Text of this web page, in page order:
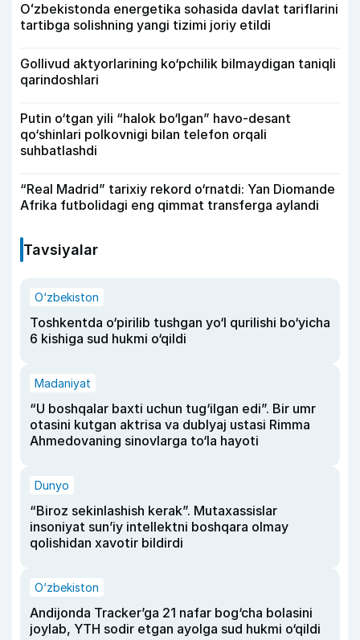
Oʻzbekistonda energetika sohasida davlat tariflarini
tartibga solishning yangi tizimi joriy etildi
Gollivud aktyorlarining ko‘pchilik bilmaydigan taniqli
qarindoshlari
Putin o‘tgan yili “halok bo‘lgan” havo-desant
qo‘shinlari polkovnigi bilan telefon orqali
suhbatlashdi
“Real Madrid” tarixiy rekord o‘rnatdi: Yan Diomande
Afrika futbolidagi eng qimmat transferga aylandi
Tavsiyalar
O‘zbekiston
Toshkentda o‘pirilib tushgan yo‘l qurilishi bo‘yicha
6 kishiga sud hukmi o‘qildi
Madaniyat
“U boshqalar baxti uchun tug‘ilgan edi”. Bir umr
otasini kutgan aktrisa va dublyaj ustasi Rimma
Ahmedovaning sinovlarga to‘la hayoti
Dunyo
“Biroz sekinlashish kerak”. Mutaxassislar
insoniyat sun’iy intellektni boshqara olmay
qolishidan xavotir bildirdi
O‘zbekiston
Andijonda Tracker’ga 21 nafar bog‘cha bolasini
joylab, YTH sodir etgan ayolga sud hukmi o‘qildi